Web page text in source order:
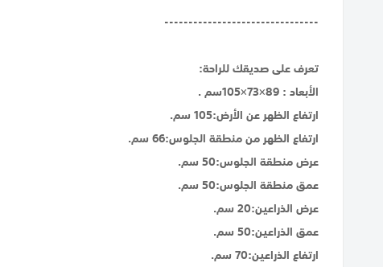
--------------------------------
تعرف على صديقك للراحة:
الأبعاد : 89×73×105سم .
ارتفاع الظهر عن الأرض:105 سم.
ارتفاع الظهر من منطقة الجلوس:66 سم.
عرض منطقة الجلوس:50 سم.
عمق منطقة الجلوس:50 سم.
عرض الذراعين:20 سم.
عمق الذراعين:50 سم.
ارتفاع الذراعين:70 سم.